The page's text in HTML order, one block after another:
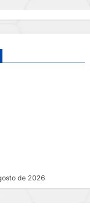
de 2026